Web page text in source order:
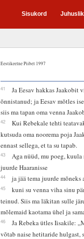
Sisukord
Eestikeelne Piibel 1997
41
Ja Eesav hakkas Jaakobit
õnnistanud; ja Eesav mõtles
siis ma tapan oma venna
42
Kui Rebekale tehti
kutsuda oma noorema poja
ennast sellega, et ta su tapab.
43
Aga nüüd, mu poeg,
juurde Haaranisse
44 ja jää tema juurde mõneks
45
kuni su venna viha sinu
teinud. Siis ma läkitan sulle
mõlemaid kaotama ühel ja
46
Ja Rebeka ütles Iisakile:
võtab naise hetitaride hulgast,